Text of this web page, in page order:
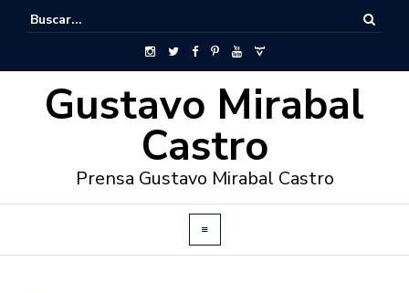
Gustavo Mirabal
Castro
Prensa Gustavo Mirabal Castro